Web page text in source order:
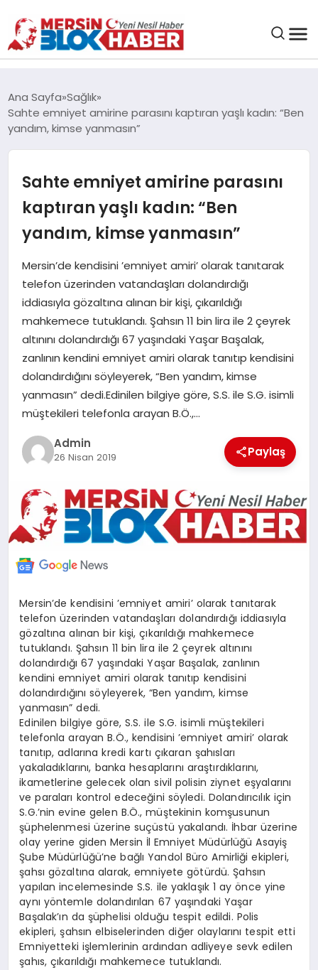
SAĞLIK
EĞITIM
SANAT
POLITIKA
YAŞAM
SPOR
ILETİŞİM
KÜNYE
Ana Sayfa Sağlık
Sahte emniyet amirine parasını kaptıran yaşlı kadın: “Ben
yandım, kimse yanmasın”
Sahte emniyet amirine parasını
kaptıran yaşlı kadın: “Ben
yandım, kimse yanmasın”
Mersin’de kendisini ’emniyet amiri’ olarak tanıtarak
telefon üzerinden vatandaşları dolandırdığı
iddiasıyla gözaltına alınan bir kişi, çıkarıldığı
mahkemece tutuklandı. Şahsın 11 bin lira ile 2 çeyrek
altınını dolandırdığı 67 yaşındaki Yaşar Başalak,
zanlının kendini emniyet amiri olarak tanıtıp kendisini
dolandırdığını söyleyerek, “Ben yandım, kimse
yanmasın” dedi.Edinilen bilgiye göre, S.S. ile S.G. isimli
müştekileri telefonla arayan B.Ö.,…
Admin
26 Nisan 2019 Paylaş
Mersin’de kendisini ’emniyet amiri’ olarak tanıtarak
telefon üzerinden vatandaşları dolandırdığı iddiasıyla
gözaltına alınan bir kişi, çıkarıldığı mahkemece
tutuklandı. Şahsın 11 bin lira ile 2 çeyrek altınını
dolandırdığı 67 yaşındaki Yaşar Başalak, zanlının
kendini emniyet amiri olarak tanıtıp kendisini
dolandırdığını söyleyerek, “Ben yandım, kimse
yanmasın” dedi.
Edinilen bilgiye göre, S.S. ile S.G. isimli müştekileri
telefonla arayan B.Ö., kendisini ’emniyet amiri’ olarak
tanıtıp, adlarına kredi kartı çıkaran şahısları
yakaladıklarını, banka hesaplarını araştırdıklarını,
ikametlerine gelecek olan sivil polisin ziynet eşyalarını
ve paraları kontrol edeceğini söyledi. Dolandırıcılık için
S.G.’nin evine gelen B.Ö., müştekinin komşusunun
şüphelenmesi üzerine suçüstü yakalandı. İhbar üzerine
olay yerine giden Mersin İl Emniyet Müdürlüğü Asayiş
Şube Müdürlüğü’ne bağlı Yandol Büro Amirliği ekipleri,
şahsı gözaltına alarak, emniyete götürdü. Şahsın
yapılan incelemesinde S.S. ile yaklaşık 1 ay önce yine
aynı yöntemle dolandırılan 67 yaşındaki Yaşar
Başalak’ın da şüphelisi olduğu tespit edildi. Polis
ekipleri, şahsın elbiselerinden diğer olaylarını tespit etti
Emniyetteki işlemlerinin ardından adliyeye sevk edilen
şahıs, çıkarıldığı mahkemece tutuklandı.